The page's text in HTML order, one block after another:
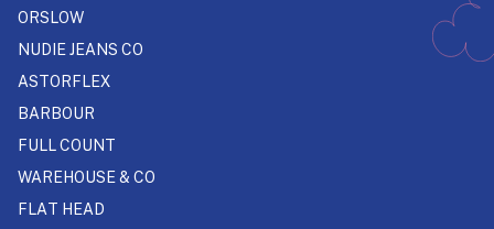
ORSLOW
NUDIE JEANS CO
ASTORFLEX
BARBOUR
FULL COUNT
WAREHOUSE & CO
FLAT HEAD